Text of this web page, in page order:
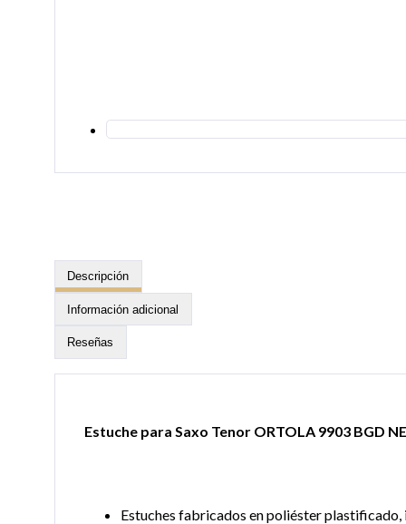
Descripción
Información adicional
Reseñas
Estuche para Saxo Tenor ORTOLA 9903 BGD
Estuches fabricados en poliéster